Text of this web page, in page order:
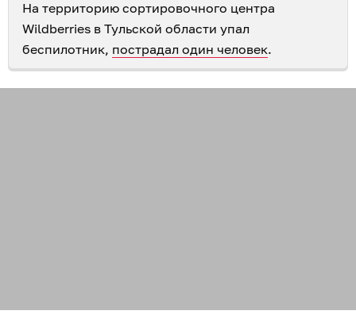
На территорию сортировочного центра
Wildberries в Тульской области упал
беспилотник, пострадал один человек.